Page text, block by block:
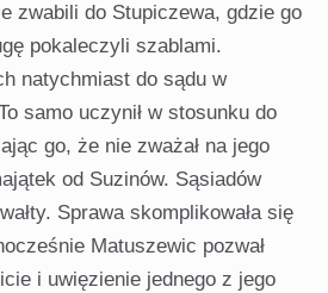
zwabili do Stupiczewa, gdzie go
pokaleczyli szablami.
natychmiast do sądu w
samo uczynił w stosunku do
go, że nie zważał na jego
od Suzinów. Sąsiadów
Sprawa skomplikowała się
Matuszewic pozwał
i uwięzienie jednego z jego